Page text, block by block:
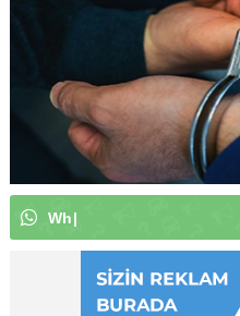
Wha